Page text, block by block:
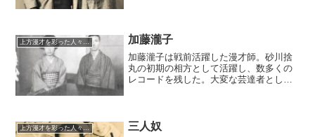
上方漫才を彩った人々（仮） 加藤瀧子
加藤瀧子は戦前活躍した漫才師。砂川捨
丸の初期の相方として活躍し、数多くの
レコードを残した。大変な芸達者として
上方漫才を彩った人々（仮） 三人奴